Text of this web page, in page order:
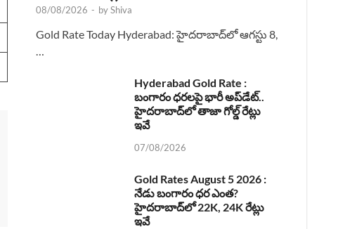
08/08/2026 - byShiva
Gold Rate Today Hyderabad: హైదరాబాద్‌లో ఆగస్టు 8,
…
Hyderabad Gold Rate :
బంగారం ధరలపై భారీ అప్‌డేట్..
హైదరాబాద్‌లో తాజా గోల్డ్ రేట్లు
ఇవే
07/08/2026
Gold Rates August 5 2026 :
నేడు బంగారం ధర ఎంత?
హైదరాబాద్‌లో 22K, 24K రేట్లు
ఇవే